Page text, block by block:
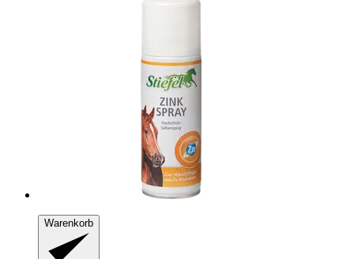
Warenkorb